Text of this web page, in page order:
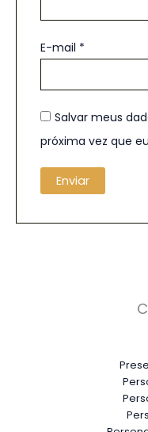
E-mail *
Salvar meus
próxima vez que